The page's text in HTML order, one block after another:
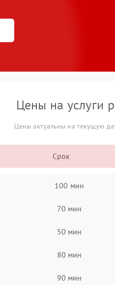
Цены на услуги
Цены актуальны на текущую
Срок
100 мин
70 мин
50 мин
80 мин
90 мин